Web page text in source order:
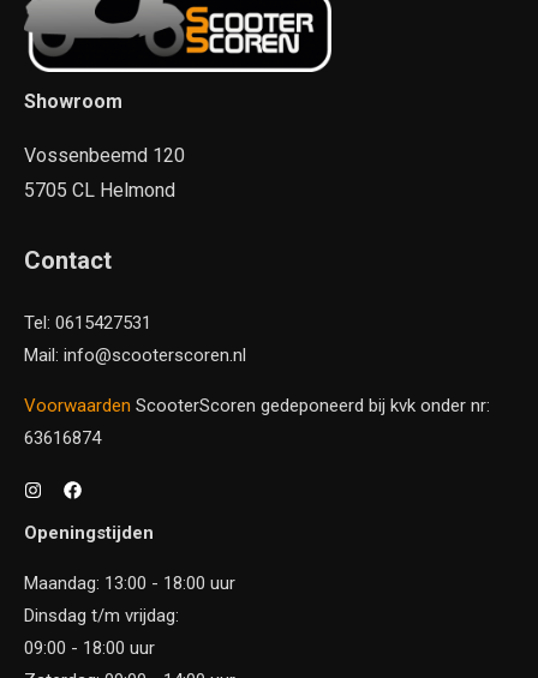
Showroom
Vossenbeemd 120
5705 CL Helmond
Contact
Tel: 0615427531
Mail: info@scooterscoren.nl
Voorwaarden ScooterScoren gedeponeerd bij kvk onder nr:
63616874
Openingstijden
Maandag: 13:00 - 18:00 uur
Dinsdag t/m vrijdag:
09:00 - 18:00 uur